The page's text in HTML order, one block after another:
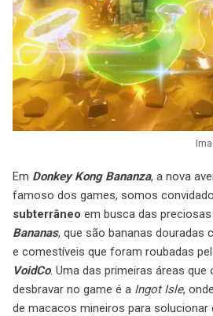
Em Donkey Kong Bananza, a nova
famoso dos games, somos
subterrâneo em busca das
Bananas, que são bananas douradas
e comestíveis que foram roubadas
VoidCo. Uma das primeiras áreas que
desbravar no game é a Ingot Isle,
de macacos mineiros para solucionar